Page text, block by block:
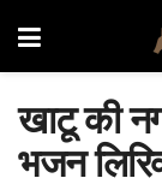
खाटू की
भजन